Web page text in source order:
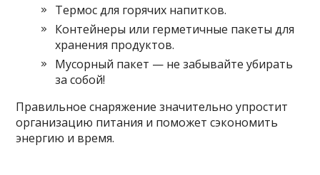
Термос для горячих напитков.
Контейнеры или герметичные пакеты для
хранения продуктов.
Мусорный пакет — не забывайте убирать
за собой!
Правильное снаряжение значительно упростит
организацию питания и поможет сэкономить
энергию и время.